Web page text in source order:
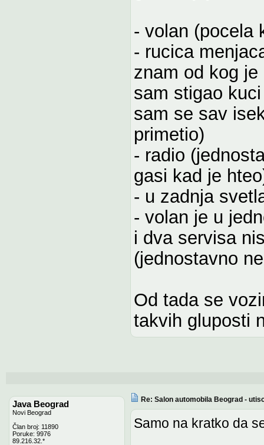
- volan (pocela
- rucica
znam od kog
sam stigao
sam se sav
primetio)
- radio
gasi kad je
- u zadnja
- volan je u
i dva servisa
(jednostavno
Od tada se
takvih gluposti
Java Beograd
Novi Beograd
Član broj: 11890
Poruke: 9976
89.216.32.*
Re: Salon automobila Beograd -
Samo na kratko da